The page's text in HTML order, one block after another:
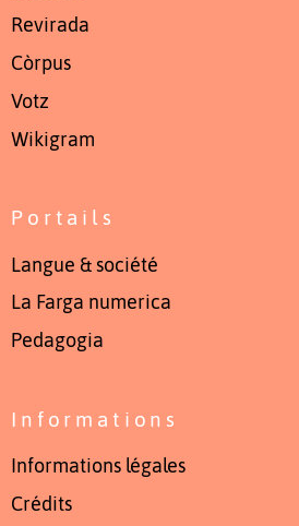
Revirada
Còrpus
Votz
Wikigram
Portails
Langue & société
La Farga numerica
Pedagogia
Informations
Informations légales
Crédits